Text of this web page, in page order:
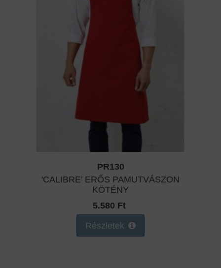
PR130
'CALIBRE' ERŐS PAMUTVÁSZON
KÖTÉNY
5.580 Ft
Részletek